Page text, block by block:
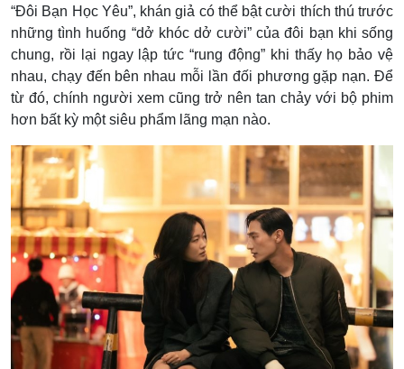
“Đôi Bạn Học Yêu”, khán giả có thể bật cười thích thú trước
những tình huống “dở khóc dở cười” của đôi bạn khi sống
chung, rồi lại ngay lập tức “rung động” khi thấy họ bảo vệ
nhau, chạy đến bên nhau mỗi lần đối phương gặp nạn. Để
từ đó, chính người xem cũng trở nên tan chảy với bộ phim
hơn bất kỳ một siêu phẩm lãng mạn nào.